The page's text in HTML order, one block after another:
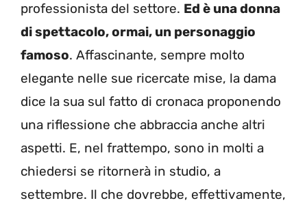
professionista del settore. Ed è una donna
di spettacolo, ormai, un personaggio
famoso. Affascinante, sempre molto
elegante nelle sue ricercate mise, la dama
dice la sua sul fatto di cronaca proponendo
una riflessione che abbraccia anche altri
aspetti. E, nel frattempo, sono in molti a
chiedersi se ritornerà in studio, a
settembre. Il che dovrebbe, effettivamente,